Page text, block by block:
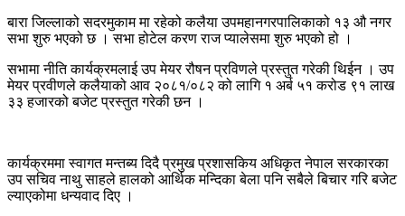
बारा जिल्लाको सदरमुकाम मा रहेको कलैया उपमहानगरपालिकाको १३ औ नगर
सभा शुरु भएको छ । सभा होटेल करण राज प्यालेसमा शुरु भएको हो ।
सभामा नीति कार्यक्रमलाई उप मेयर रौषन प्रविणले प्रस्तुत गरेकी थिईन । उप
मेयर प्रवीणले कलैयाको आव २०८१/०८२ को लागि १ अर्ब ५१ करोड ९१ लाख
३३ हजारको बजेट प्रस्तुत गरेकी छन ।
कार्यक्रममा स्वागत मन्तब्य दिदै प्रमुख प्रशासकिय अधिकृत नेपाल सरकारका
उप सचिव नाथु साहले हालको आर्थिक मन्दिका बेला पनि सबैले बिचार गरि बजेट
ल्याएकोमा धन्यवाद दिए ।